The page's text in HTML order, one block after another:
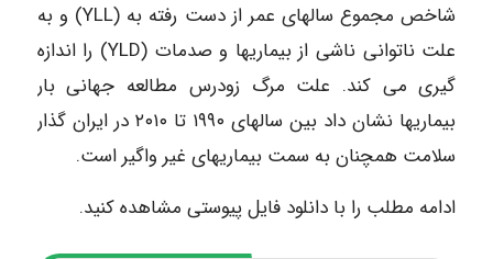
شاخص مجموع سالهای عمر از دست رفته به (YLL) و به
علت ناتوانی ناشی از بیماریها و صدمات (YLD) را اندازه
گیری می کند. علت مرگ زودرس مطالعه جهانی بار
بیماریها نشان داد بین سالهای ۱۹۹۰ تا ۲۰۱۰ در ایران گذار
سلامت همچنان به سمت بیماریهای غیر واگیر است.
ادامه مطلب را با دانلود فایل پیوستی مشاهده کنید.